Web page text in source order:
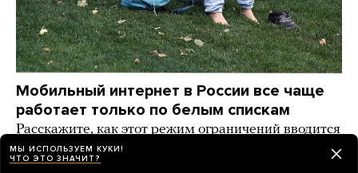
Мобильный интернет в России все чаще
работает только по белым спискам
Расскажите, как этот режим ограничений вводится
там, где вы живете
МЫ ИСПОЛЬЗУЕМ КУКИ!
ЧТО ЭТО ЗНАЧИТ?